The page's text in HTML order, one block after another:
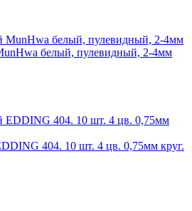
белый, пулевидный, 2-4мм
404. 10 шт. 4 цв. 0,75мм круг.